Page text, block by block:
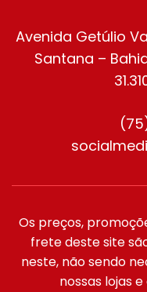
Avenida Getúlio
Santana –
Os preços,
frete deste site
neste, não sendo
nossas lojas